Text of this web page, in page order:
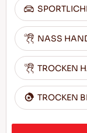
NASS
TROCKEN
TROCKEN